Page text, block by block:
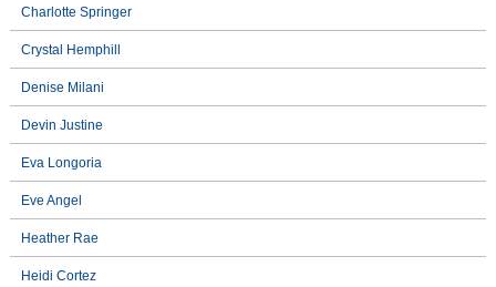
Charlotte Springer
Crystal Hemphill
Denise Milani
Devin Justine
Eva Longoria
Eve Angel
Heather Rae
Heidi Cortez